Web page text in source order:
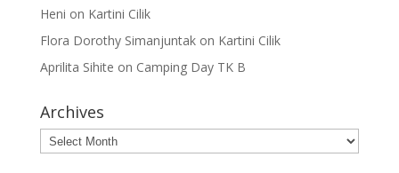
Heni on Kartini Cilik
Flora Dorothy Simanjuntakon Kartini Cilik
Aprilita Sihite on Camping Day TK B
Archives
Archives